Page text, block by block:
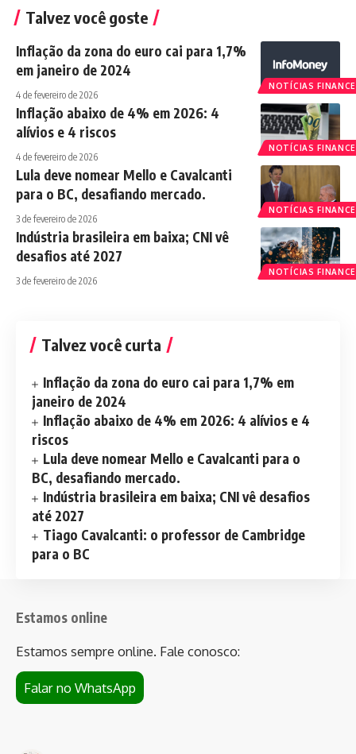
Talvez você goste
NOTÍCIAS
Inflação da zona do euro cai para 1,7%
em janeiro de 2024
4 de fevereiro de 2026
NOTÍCIAS
Inflação abaixo de 4% em 2026: 4
alívios e 4 riscos
4 de fevereiro de 2026
NOTÍCIAS
Lula deve nomear Mello e Cavalcanti
para o BC, desafiando mercado.
3 de fevereiro de 2026
NOTÍCIAS
Indústria brasileira em baixa; CNI vê
desafios até 2027
3 de fevereiro de 2026
Talvez você curta
Inflação da zona do euro cai para 1,7% em
janeiro de 2024
Inflação abaixo de 4% em 2026: 4 alívios e 4
riscos
Lula deve nomear Mello e Cavalcanti para o
BC, desafiando mercado.
Indústria brasileira em baixa; CNI vê desafios
até 2027
Tiago Cavalcanti: o professor de Cambridge
para o BC
Estamos online
Estamos sempre online. Fale conosco:
Falar no WhatsApp